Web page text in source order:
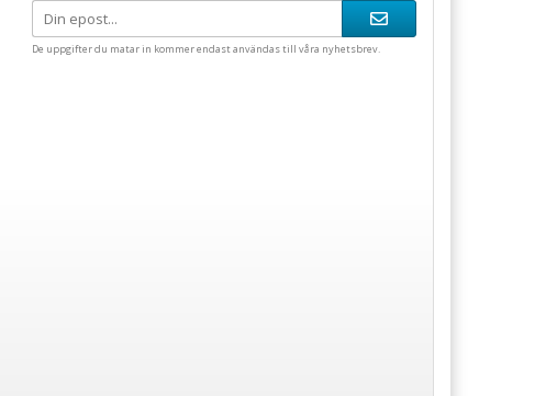
De uppgifter du matar in kommer endast användas till våra nyhetsbrev.